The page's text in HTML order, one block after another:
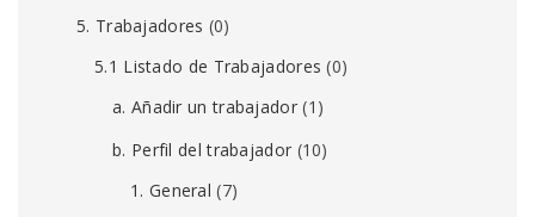
5. Trabajadores (0)
5.1 Listado de Trabajadores (0)
a. Añadir un trabajador(1)
b. Perfil del trabajador (10)
1. General (7)